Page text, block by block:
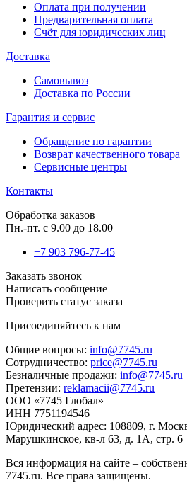
Оплата при получении
Предварительная оплата
Счёт для юридических лиц
Доставка
Самовывоз
Доставка по России
Гарантия и сервис
Обращение по гарантии
Возврат качественного товара
Сервисные центры
Контакты
Обработка заказов
Пн.-пт. с 9.00 до 18.00
+7 903 796-77-45
Заказать звонок
Написать сообщение
Проверить статус заказа
Присоединяйтесь к нам
Общие вопросы: info@7745.ru
Сотрудничество: price@7745.ru
Безналичные продажи: info@7745.ru
Претензии: reklamacii@7745.ru
ООО «7745 Глобал»
ИНН 7751194546
Юридический адрес: 108809, г.
Марушкинское, кв-л 63, д. 1А, стр. 6
Вся информация на сайте –
7745.ru. Все права защищены.